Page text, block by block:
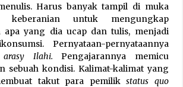
Harus banyak tampil di muka
keberanian untuk mengungkap
apa yang dia ucap dan tulis, menjadi
Pernyataan-pernyataannya
arasy Ilahi. Pengajarannya memicu
sebuah kondisi. Kalimat-kalimat yang
takut para pemilikstatus quo